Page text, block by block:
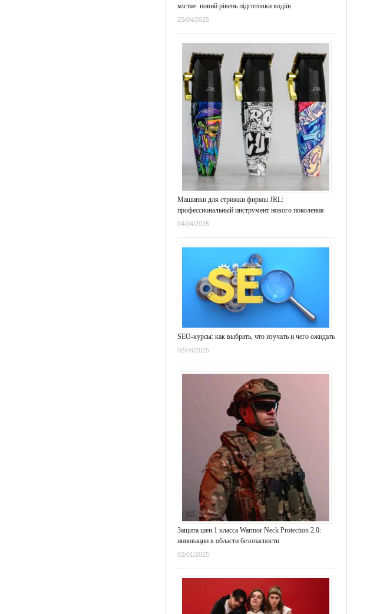
міста»: новий рівень підготовки водіїв
25/04/2025
Машинки для стрижки фирмы JRL:
профессиональный инструмент нового поколения
04/04/2025
SEO-курсы: как выбрать, что изучать и чего ожидать
02/04/2025
Защита шеи 1 класса Warmor Neck Protection 2.0:
инновации в области безопасности
02/01/2025